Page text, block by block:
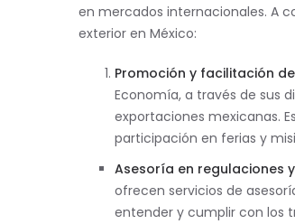
en mercados internacionales. A
exterior en México:
Promoción y facilitación
Economía, a través de sus
exportaciones mexicanas.
participación en ferias y
Asesoría en regulaciones
ofrecen servicios de
entender y cumplir con los